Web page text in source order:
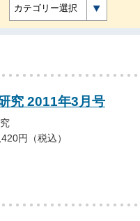
カテゴリー選択
究 2011年3月号
円（税込）